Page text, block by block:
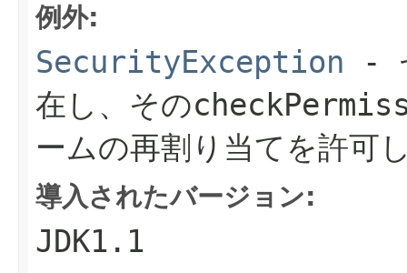
例外:
SecurityException -
在し、その
ームの再割り当てを許可
導入されたバージョン:
JDK1.1